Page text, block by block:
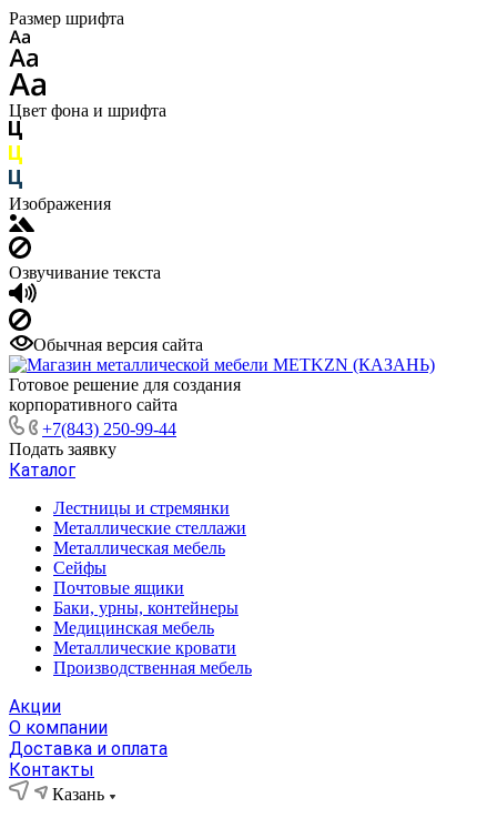
Размер шрифта
Цвет фона и шрифта
Изображения
Озвучивание текста
Обычная версия сайта
Готовое решение для создания
корпоративного сайта
+7(843) 250-99-44
Подать заявку
Каталог
Лестницы и стремянки
Металлические стеллажи
Металлическая мебель
Сейфы
Почтовые ящики
Баки, урны, контейнеры
Медицинская мебель
Металлические кровати
Производственная мебель
Акции
О компании
Доставка и оплата
Контакты
Казань